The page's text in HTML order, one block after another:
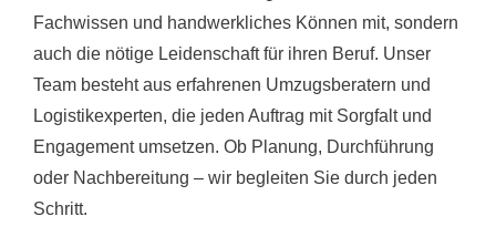
Fachwissen und handwerkliches Können mit, sondern
auch die nötige Leidenschaft für ihren Beruf. Unser
Team besteht aus erfahrenen Umzugsberatern und
Logistikexperten, die jeden Auftrag mit Sorgfalt und
Engagement umsetzen. Ob Planung, Durchführung
oder Nachbereitung – wir begleiten Sie durch jeden
Schritt.